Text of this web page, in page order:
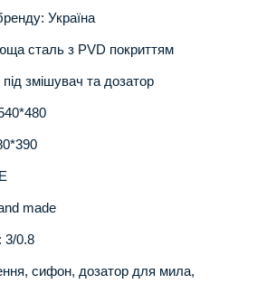
Україна
сталь з PVD покриттям
змішувач та дозатор
made
3/0.8
сифон, дозатор для мила,